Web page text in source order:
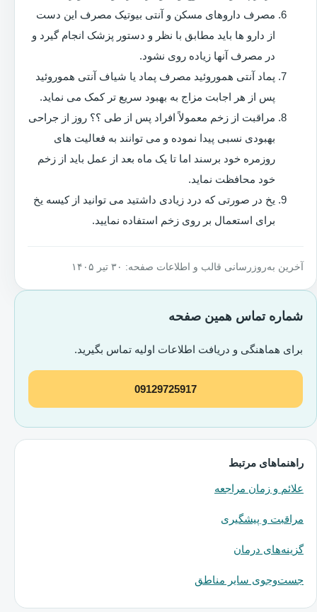
مصرف داروهای مسکن و آنتی بیوتیک مصرف این دست
از دارو ها باید مطابق با نظر و دستور پزشک انجام گیرد و
در مصرف آنها زیاده روی نشود.
پماد آنتی هموروئید مصرف پماد یا شیاف آنتی هموروئید
پس از هر اجابت مزاج به بهبود سریع تر کمک می نماید.
مراقبت از زخم معمولاً افراد پس از طی ؟؟ روز از جراحی
بهبودی نسبی پیدا نموده و می توانند به فعالیت های
روزمره خود برسند اما تا یک ماه بعد از عمل باید از زخم
خود محافظت نماید.
یخ در صورتی که درد زیادی داشتید می توانید از کیسه یخ
برای استعمال بر روی زخم استفاده نمایید.
آخرین به‌روزرسانی قالب و اطلاعات صفحه: ۳۰ تیر ۱۴۰۵
شماره تماس همین صفحه
برای هماهنگی و دریافت اطلاعات اولیه تماس بگیرید.
09129725917
راهنماهای مرتبط
علائم و زمان مراجعه
مراقبت و پیشگیری
گزینه‌های درمان
جست‌وجوی سایر مناطق